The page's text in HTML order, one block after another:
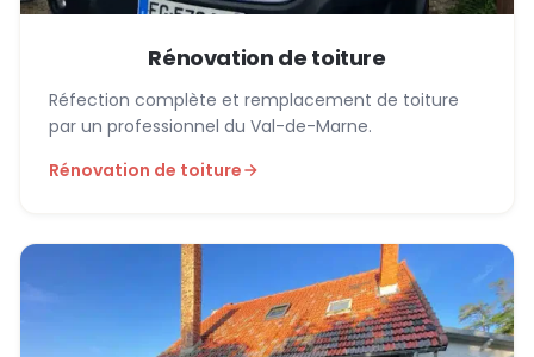
Rénovation de toiture
Réfection complète et remplacement de toiture
par un professionnel du Val-de-Marne.
Rénovation de toiture